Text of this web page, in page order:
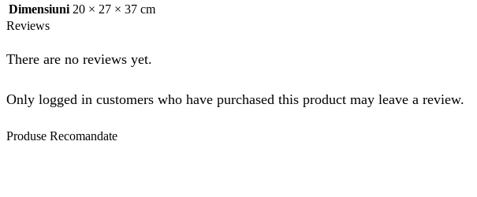
Dimensiuni 20 × 27 × 37 cm
Reviews
There are no reviews yet.
Only logged in customers who have purchased this product may leave a review.
Produse Recomandate